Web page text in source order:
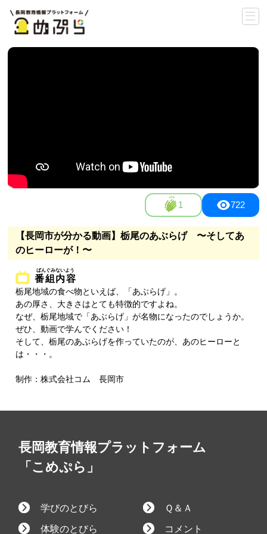
1 722
【長岡市が分かる動画】栃尾のあぶらげ 〜そしてあ
のヒーローが！〜
番組内容
栃尾地域の食べ物といえば、「あぶらげ」。
あの厚さ、大きさはとても特徴的ですよね。
なぜ、栃尾地域で「あぶらげ」が名物になったのでしょうか。
ぜひ、動画で学んでください！
そして、栃尾のあぶらげを作っていたのが、あのヒーローと
は・・・。
制作：株式会社コム 長岡市
長岡教育情報プラットフォーム
「こめぷら」
学びのとびら
体験のとびら
Ｑ＆Ａ
コメント